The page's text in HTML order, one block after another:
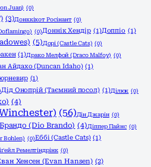
Juan) (0)
(3)Донккіхот Росінант (0)
(0)Доннік Хендір (1)Доппіо (1)
(5)Дорі (Castle Cats) (0)
(1)Драко Мелфой (Draco Malfoy) (0)
Айдахо (Duncan Idaho) (1)
(1)
Дід Онопрій (Таємний посол) (1)Ділюк (0)
(4)
(56)Дін Джарін (0)
(Dio Brando) (4)Діппер Пайнс (0)
Bohlen) (0)Еббі (Castle Cats) (1)
Ремелтіндрінк (0)
Хенсен (Evan Hansen) (2)